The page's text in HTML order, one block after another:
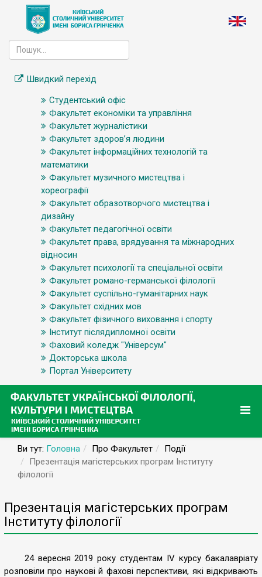
Швидкий перехід
Студентський офіс
Факультет економіки та управління
Факультет журналістики
Факультет здоров’я людини
Факультет інформаційних технологій та
математики
Факультет музичного мистецтва і
хореографії
Факультет образотворчого мистецтва і
дизайну
Факультет педагогічної освіти
Факультет права, врядування та міжнародних
відносин
Факультет психології та спеціальної освіти
Факультет романо-германської філології
Факультет суспільно-гуманітарних наук
Факультет східних мов
Факультет фізичного виховання і спорту
Інститут післядипломної освіти
Фаховий коледж "Універсум"
Докторська школа
Портал Університету
Ви тут: Головна Про Факультет
Події
Презентація магістерських програм Інституту
філології
Презентація магістерських програм
Інституту філології
24 вересня 2019 року студентам IV курсу бакалавріату
розповіли про наукові й фахові перспективи, які відкривають